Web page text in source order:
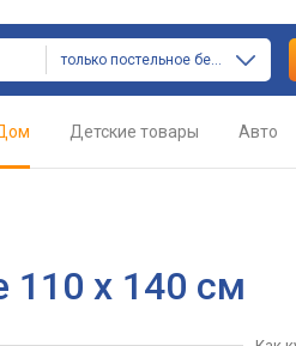
только постельное белье
Детские товары Авто
110 x 140 см